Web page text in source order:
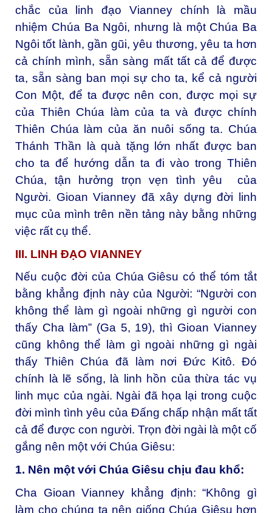
chắc của linh đạo Vianney chính là mầu
nhiệm Chúa Ba Ngôi, nhưng là một Chúa Ba
Ngôi tốt lành, gần gũi, yêu thương, yêu ta hơn
cả chính mình, sẵn sàng mất tất cả để được
ta, sẵn sàng ban mọi sự cho ta, kể cả người
Con Một, để ta được nên con, được mọi sự
của Thiên Chúa làm của ta và được chính
Thiên Chúa làm của ăn nuôi sống ta. Chúa
Thánh Thần là quà tặng lớn nhất được ban
cho ta để hướng dẫn ta đi vào trong Thiên
Chúa, tận hưởng trọn vẹn tình yêu của
Người. Gioan Vianney đã xây dựng đời linh
mục của mình trên nền tảng này bằng những
việc rất cụ thể.
III. LINH ĐẠO VIANNEY
Nếu cuộc đời của Chúa Giêsu có thể tóm tắt
bằng khẳng định này của Người: “Người con
không thể làm gì ngoài những gì người con
thấy Cha làm” (Ga 5, 19), thì Gioan Vianney
cũng không thể làm gì ngoài những gì ngài
thấy Thiên Chúa đã làm nơi Đức Kitô. Đó
chính là lẽ sống, là linh hồn của thừa tác vụ
linh mục của ngài. Ngài đã họa lại trong cuộc
đời mình tình yêu của Đấng chấp nhận mất tất
cả để được con người. Trọn đời ngài là một cố
gắng nên một với Chúa Giêsu:
1. Nên một với Chúa Giêsu chịu đau khổ:
Cha Gioan Vianney khẳng định: “Không gì
làm cho chúng ta nên giống Chúa Giêsu hơn